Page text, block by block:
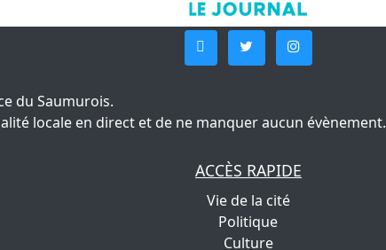
du Saumurois.
locale en direct et de ne manquer aucun évènement.
ACCÈS RAPIDE
Vie de la cité
Politique
Culture